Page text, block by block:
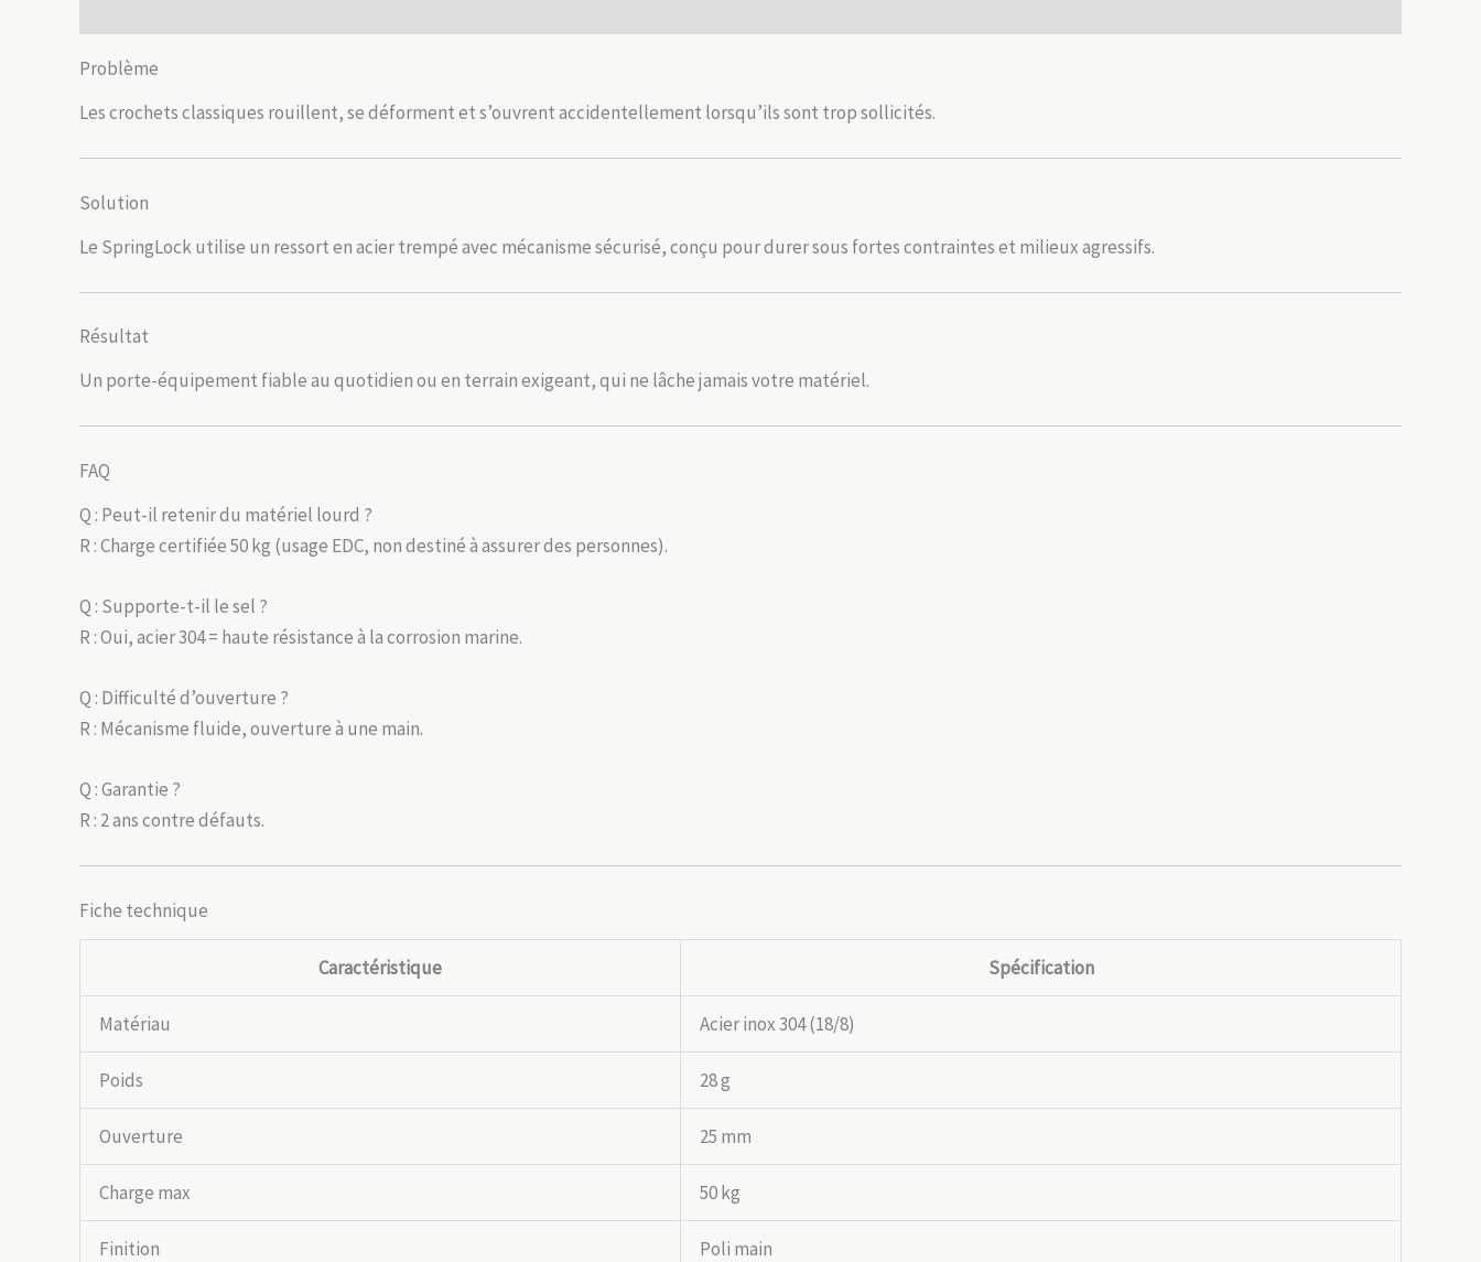
Problème
Les crochets classiques rouillent, se déforment et s’ouvrent accidentellement lorsqu’ils sont trop sollicités.
Solution
Le SpringLock utilise un ressort en acier trempé avec mécanisme sécurisé, conçu pour durer sous fortes contraintes et milieux agressifs.
Résultat
Un porte-équipement fiable au quotidien ou en terrain exigeant, qui ne lâche jamais votre matériel.
FAQ
Q : Peut-il retenir du matériel lourd ?
R : Charge certifiée 50 kg (usage EDC, non destiné à assurer des personnes).
Q : Supporte-t-il le sel ?
R : Oui, acier 304 = haute résistance à la corrosion marine.
Q : Difficulté d’ouverture ?
R : Mécanisme fluide, ouverture à une main.
Q : Garantie ?
R : 2 ans contre défauts.
Fiche technique
Caractéristique Spécification
Matériau Acier inox 304 (18/8)
Poids 28 g
Ouverture 25 mm
Charge max 50 kg
Finition Poli main